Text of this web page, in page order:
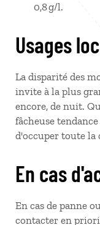
0,8 g/l.
Usages
La disparité des
invite à la plus
encore, de nuit.
fâcheuse
d'occuper toute la
En cas
En cas de panne
contacter en